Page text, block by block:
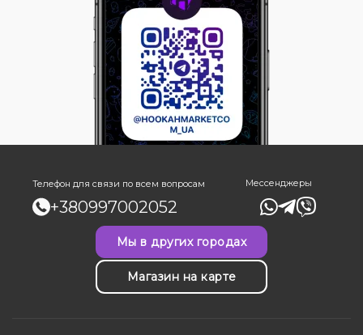
Телефон для связи по всем вопросам
+380997002052
Мессенджеры
Мы в других городах
Магазин на карте